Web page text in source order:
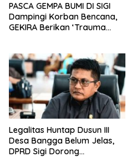
PASCA GEMPA BUMI DI SIGI
Dampingi Korban Bencana,
GEKIRA Berikan ‘Trauma
Legalitas Huntap Dusun III
Desa Bangga Belum Jelas,
DPRD Sigi Dorong